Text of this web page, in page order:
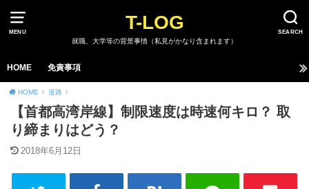
MENU SEARCH
T-LOG
就職、大学等の背景事情（私見がかなり含まれます）
HOME 免責事項
HOME 道路
【首都高湾岸線】制限速度は時速何キロ？ 取
り締まりはどう？
2018年6月12日